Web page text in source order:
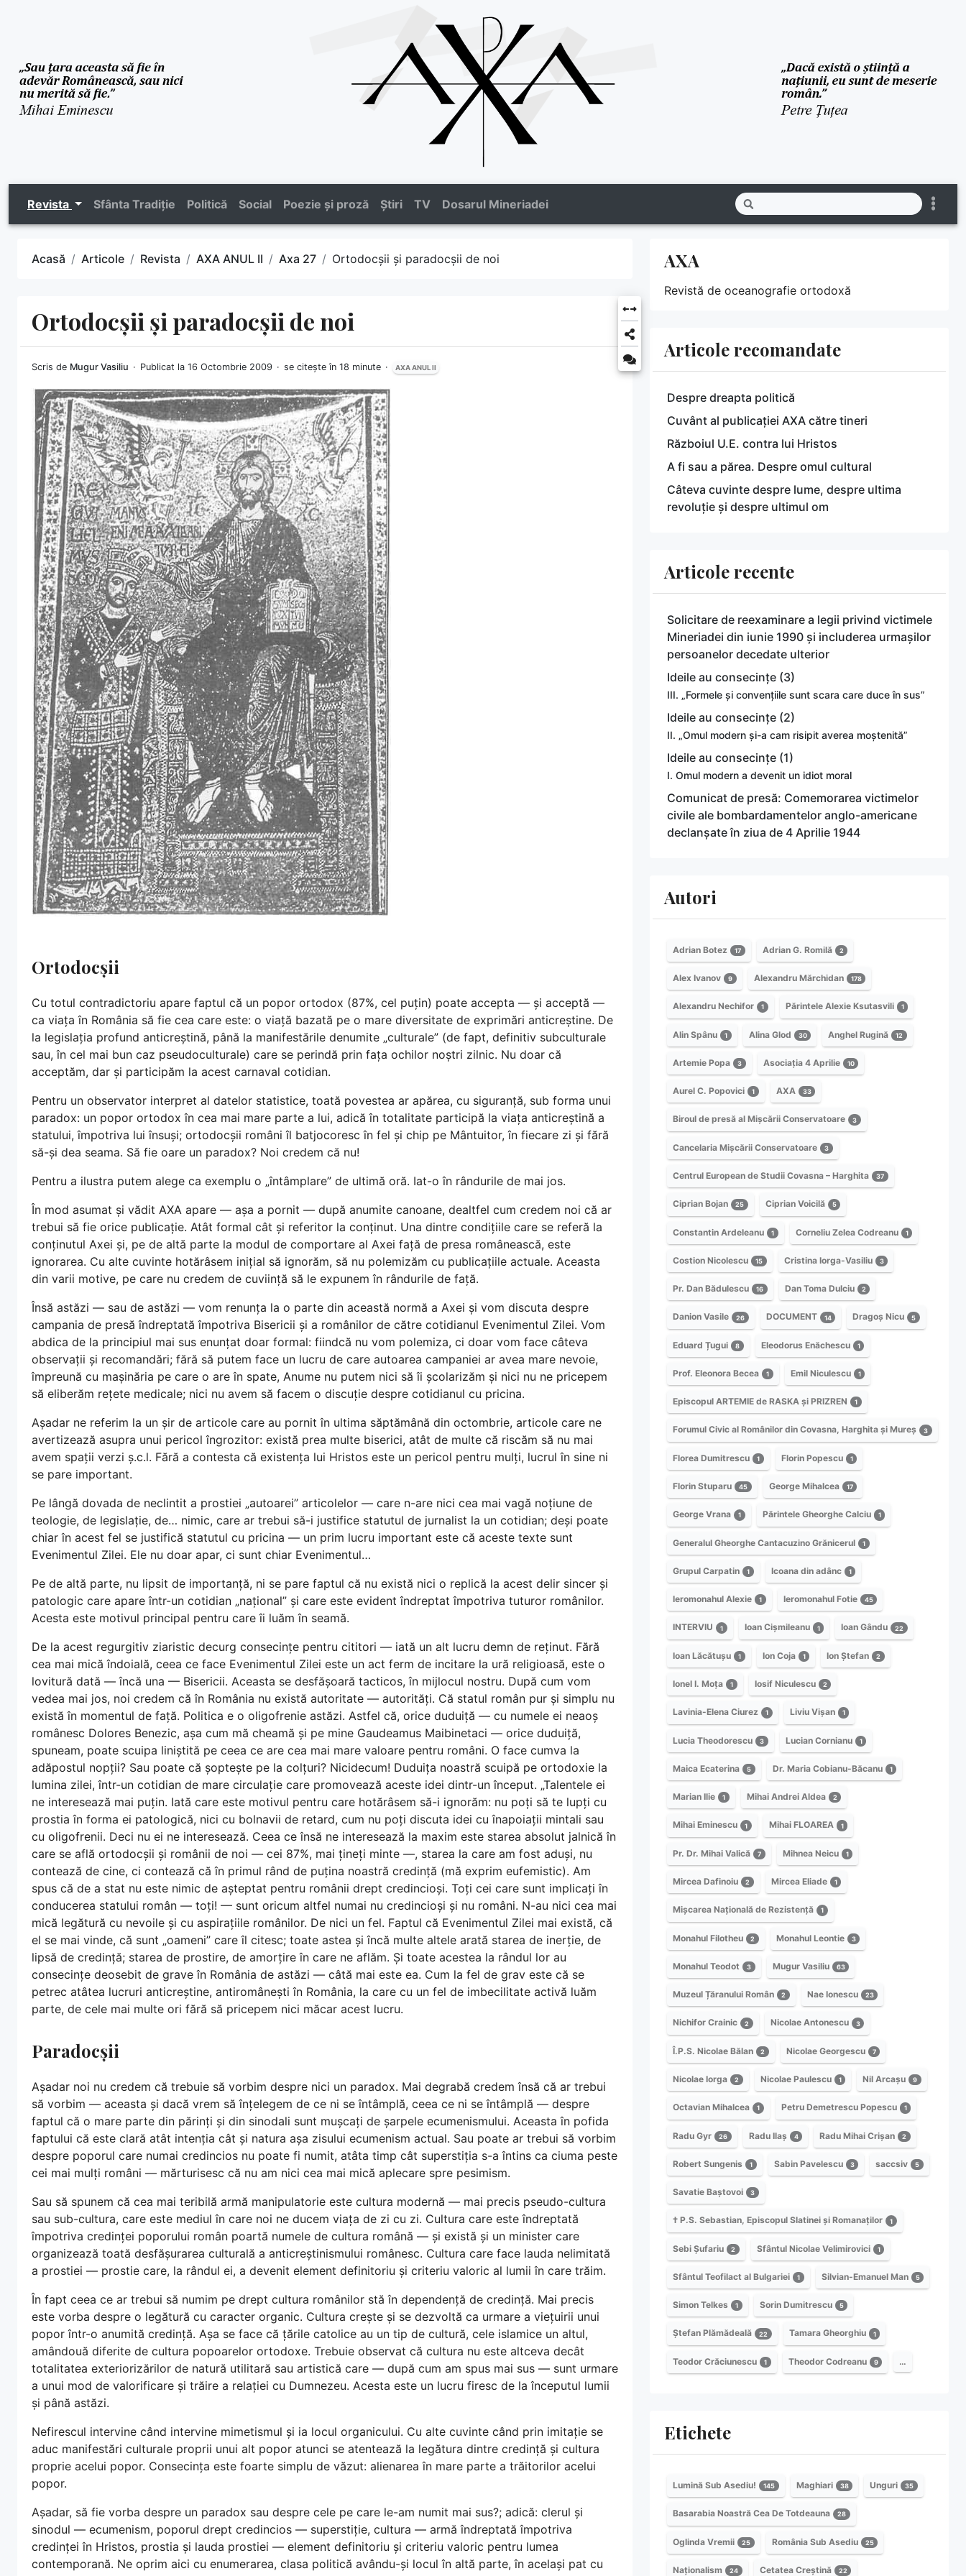
Revista Sfânta Tradiție Politică Social Poezie și proză Știri TV Dosarul Mineriadei
Acasă Articole Revista AXA ANUL II Axa 27 Ortodocșii și paradocșii de noi
Ortodocșii și paradocșii de noi
Scris de Mugur Vasiliu Publicat la 16 Octombrie 2009 se citește în 18 minute AXA ANUL II
Ortodocșii
Cu totul contradictoriu apare faptul că un popor ortodox (87%, cel puțin) poate accepta — și acceptă —
ca viața în România să fie cea care este: o viață bazată pe o mare diversitate de exprimări anticreștine. De
la legislația profund anticreștină, până la manifestările denumite „culturale” (de fapt, definitiv subculturale
sau, în cel mai bun caz pseudoculturale) care se perindă prin fața ochilor noștri zilnic. Nu doar că
acceptăm, dar și participăm la acest carnaval cotidian.
Pentru un observator interpret al datelor statistice, toată povestea ar apărea, cu siguranță, sub forma unui
paradox: un popor ortodox în cea mai mare parte a lui, adică în totalitate participă la viața anticreștină a
statului, împotriva lui însuși; ortodocșii români îl batjocoresc în fel și chip pe Mântuitor, în fiecare zi și fără
să-și dea seama. Să fie oare un paradox? Noi credem că nu!
Pentru a ilustra putem alege ca exemplu o „întâmplare” de ultimă oră. Iat-o în rândurile de mai jos.
În mod asumat și vădit AXA apare — așa a pornit — după anumite canoane, dealtfel cum credem noi că ar
trebui să fie orice publicație. Atât formal cât și referitor la conținut. Una dintre condițiile care se referă la
conținutul Axei și, pe de altă parte la modul de comportare al Axei față de presa românească, este
ignorarea. Cu alte cuvinte hotărâsem inițial să ignorăm, să nu polemizăm cu publicațiile actuale. Aceasta
din varii motive, pe care nu credem de cuviință să le expunem în rândurile de față.
Însă astăzi — sau de astăzi — vom renunța la o parte din această normă a Axei și vom discuta despre
campania de presă îndreptată împotriva Bisericii și a românilor de către cotidianul Evenimentul Zilei. Vom
abdica de la principiul mai sus enunțat doar formal: fiindcă nu vom polemiza, ci doar vom face câteva
observații și recomandări; fără să putem face un lucru de care autoarea campaniei ar avea mare nevoie,
împreună cu mașinăria pe care o are în spate, Anume nu putem nici să îi școlarizăm și nici nu ne pricepem
să eliberăm rețete medicale; nici nu avem să facem o discuție despre cotidianul cu pricina.
Așadar ne referim la un șir de articole care au pornit în ultima săptămână din octombrie, articole care ne
avertizează asupra unui pericol îngrozitor: există prea multe biserici, atât de multe că riscăm să nu mai
avem spații verzi ș.c.l. Fără a contesta că existența lui Hristos este un pericol pentru mulți, lucrul în sine ni
se pare important.
Pe lângă dovada de neclintit a prostiei „autoarei” articolelor — care n-are nici cea mai vagă noțiune de
teologie, de legislație, de… nimic, care ar trebui să-i justifice statutul de jurnalist la un cotidian; deși poate
chiar în acest fel se justifică statutul cu pricina — un prim lucru important este că aceste texte sunt
Evenimentul Zilei. Ele nu doar apar, ci sunt chiar Evenimentul…
Pe de altă parte, nu lipsit de importanță, ni se pare faptul că nu există nici o replică la acest delir sincer și
patologic care apare într-un cotidian „național” și care este evident îndreptat împotriva tuturor românilor.
Acesta este motivul principal pentru care îi luăm în seamă.
De la acest regurgitiv ziaristic decurg consecințe pentru cititori — iată un alt lucru demn de reținut. Fără
cea mai mică îndoială, ceea ce face Evenimentul Zilei este un act ferm de incitare la ură religioasă, este o
lovitură dată — încă una — Bisericii. Aceasta se desfășoară tacticos, în mijlocul nostru. După cum vom
vedea mai jos, noi credem că în România nu există autoritate — autorități. Că statul român pur și simplu nu
există în momentul de față. Politica e o oligofrenie astăzi. Astfel că, orice duduiță — cu numele ei neaoș
românesc Dolores Benezic, așa cum mă cheamă și pe mine Gaudeamus Maibinetaci — orice duduiță,
spuneam, poate scuipa liniștită pe ceea ce are cea mai mare valoare pentru români. O face cumva la
adăpostul nopții? Sau poate că șoptește pe la colțuri? Nicidecum! Duduița noastră scuipă pe ortodoxie la
lumina zilei, într-un cotidian de mare circulație care promovează aceste idei dintr-un început. „Talentele ei
ne interesează mai puțin. Iată care este motivul pentru care hotărâsem să-i ignorăm: nu poți să te lupți cu
prostia în forma ei patologică, nici cu bolnavii de retard, cum nu poți discuta idei cu înapoiații mintali sau
cu oligofrenii. Deci nu ei ne interesează. Ceea ce însă ne interesează la maxim este starea absolut jalnică în
care se află ortodocșii și românii de noi — cei 87%, mai țineți minte —, starea la care am fost aduși, nu
contează de cine, ci contează că în primul rând de puțina noastră credință (mă exprim eufemistic). Am
spus că de a stat nu este nimic de așteptat pentru românii drept credincioși. Toți cei care sunt implicați în
conducerea statului român — toți! — sunt oricum altfel numai nu credincioși și nu români. N-au nici cea mai
mică legătură cu nevoile și cu aspirațiile românilor. De nici un fel. Faptul că Evenimentul Zilei mai există, că
el se mai vinde, că sunt „oameni” care îl citesc; toate astea și încă multe altele arată starea de inerție, de
lipsă de credință; starea de prostire, de amorțire în care ne aflăm. Și toate acestea la rândul lor au
consecințe deosebit de grave în România de astăzi — câtă mai este ea. Cum la fel de grav este că se
petrec atâtea lucruri anticreștine, antiromânești în România, la care cu un fel de imbecilitate activă luăm
parte, de cele mai multe ori fără să pricepem nici măcar acest lucru.
Paradocșii
Așadar noi nu credem că trebuie să vorbim despre nici un paradox. Mai degrabă credem însă că ar trebui
să vorbim — aceasta și dacă vrem să înțelegem de ce ni se întâmplă, ceea ce ni se întâmplă — despre
faptul că o mare parte din părinți și din sinodali sunt mușcați de șarpele ecumenismului. Aceasta în pofida
faptului că este clară atât intenția cât și natura așa zisului ecumenism actual. Sau poate ar trebui să vorbim
despre poporul care numai credincios nu poate fi numit, atâta timp cât superstiția s-a întins ca ciuma peste
cei mai mulți români — mărturisesc că nu am nici cea mai mică aplecare spre pesimism.
Sau să spunem că cea mai teribilă armă manipulatorie este cultura modernă — mai precis pseudo-cultura
sau sub-cultura, care este mediul în care noi ne ducem viața de zi cu zi. Cultura care este îndreptată
împotriva credinței poporului român poartă numele de cultura română — și există și un minister care
organizează toată desfășurarea culturală a anticreștinismului românesc. Cultura care face lauda nelimitată
a prostiei — prostie care, la rândul ei, a devenit element definitoriu și criteriu valoric al lumii în care trăim.
În fapt ceea ce ar trebui să numim pe drept cultura românilor stă în dependență de credință. Mai precis
este vorba despre o legătură cu caracter organic. Cultura crește și se dezvoltă ca urmare a viețuirii unui
popor într-o anumită credință. Așa se face că țările catolice au un tip de cultură, cele islamice un altul,
amândouă diferite de cultura popoarelor ortodoxe. Trebuie observat că cultura nu este altceva decât
totalitatea exteriorizărilor de natură utilitară sau artistică care — după cum am spus mai sus — sunt urmare
a unui mod de valorificare și trăire a relației cu Dumnezeu. Acesta este un lucru firesc de la începutul lumii
și până astăzi.
Nefirescul intervine când intervine mimetismul și ia locul organicului. Cu alte cuvinte când prin imitație se
aduc manifestări culturale proprii unui alt popor atunci se atentează la legătura dintre credință și cultura
proprie acelui popor. Consecința este foarte simplu de văzut: alienarea în mare parte a trăitorilor acelui
popor.
Așadar, să fie vorba despre un paradox sau despre cele pe care le-am numit mai sus?; adică: clerul și
sinodul — ecumenism, poporul drept credincios — superstiție, cultura — armă îndreptată împotriva
credinței în Hristos, prostia și lauda prostiei — element definitoriu și criteriu valoric pentru lumea
contemporană. Ne oprim aici cu enumerarea, clasa politică avându-și locul în altă parte, în același pat cu
AXA
Revistă de oceanografie ortodoxă
Articole recomandate
Despre dreapta politică
Cuvânt al publicației AXA către tineri
Războiul U.E. contra lui Hristos
A fi sau a părea. Despre omul cultural
Câteva cuvinte despre lume, despre ultima
revoluție și despre ultimul om
Articole recente
Solicitare de reexaminare a legii privind victimele
Mineriadei din iunie 1990 și includerea urmașilor
persoanelor decedate ulterior
Ideile au consecințe (3)
III. „Formele și convențiile sunt scara care duce în sus”
Ideile au consecințe (2)
II. „Omul modern și-a cam risipit averea moștenită”
Ideile au consecințe (1)
I. Omul modern a devenit un idiot moral
Comunicat de presă: Comemorarea victimelor
civile ale bombardamentelor anglo-americane
declanșate în ziua de 4 Aprilie 1944
Autori
Adrian Botez 17 Adrian G. Romilă 2
Alex Ivanov 9 Alexandru Mărchidan 178
Alexandru Nechifor 1 Părintele Alexie Ksutasvili 1
Alin Spânu 1 Alina Glod 30 Anghel Rugină 12
Artemie Popa 3 Asociația 4 Aprilie 10
Aurel C. Popovici 1 AXA 33
Biroul de presă al Mișcării Conservatoare 3
Cancelaria Mișcării Conservatoare 3
Centrul European de Studii Covasna – Harghita 37
Ciprian Bojan 25 Ciprian Voicilă 5
Constantin Ardeleanu 1 Corneliu Zelea Codreanu 1
Costion Nicolescu 15 Cristina Iorga-Vasiliu 3
Pr. Dan Bădulescu 16 Dan Toma Dulciu 2
Danion Vasile 26 DOCUMENT 14 Dragoș Nicu 5
Eduard Țugui 8 Eleodorus Enăchescu 1
Prof. Eleonora Becea 1 Emil Niculescu 1
Episcopul ARTEMIE de RASKA și PRIZREN 1
Forumul Civic al Românilor din Covasna, Harghita și Mureș 3
Florea Dumitrescu 1 Florin Popescu 1
Florin Stuparu 45 George Mihalcea 17
George Vrana 1 Părintele Gheorghe Calciu 1
Generalul Gheorghe Cantacuzino Grănicerul 1
Grupul Carpatin 1 Icoana din adânc 1
Ieromonahul Alexie 1 Ieromonahul Fotie 45
INTERVIU 1 Ioan Cișmileanu 1 Ioan Gându 22
Ioan Lăcătușu 1 Ion Coja 1 Ion Ștefan 2
Ionel I. Moța 1 Iosif Niculescu 2
Lavinia-Elena Ciurez 1 Liviu Vișan 1
Lucia Theodorescu 3 Lucian Cornianu 1
Maica Ecaterina 5 Dr. Maria Cobianu-Băcanu 1
Marian Ilie 1 Mihai Andrei Aldea 2
Mihai Eminescu 1 Mihai FLOAREA 1
Pr. Dr. Mihai Valică 7 Mihnea Neicu 1
Mircea Dafinoiu 2 Mircea Eliade 1
Mișcarea Națională de Rezistență 1
Monahul Filotheu 2 Monahul Leontie 3
Monahul Teodot 3 Mugur Vasiliu 63
Muzeul Țăranului Român 2 Nae Ionescu 23
Nichifor Crainic 2 Nicolae Antonescu 3
Î.P.S. Nicolae Bălan 2 Nicolae Georgescu 7
Nicolae Iorga 2 Nicolae Paulescu 1 Nil Arcașu 9
Octavian Mihalcea 1 Petru Demetrescu Popescu 1
Radu Gyr 26 Radu Ilaș 4 Radu Mihai Crișan 2
Robert Sungenis 1 Sabin Pavelescu 3 saccsiv 5
Savatie Baștovoi 3
† P.S. Sebastian, Episcopul Slatinei și Romanaților 1
Sebi Șufariu 2 Sfântul Nicolae Velimirovici 1
Sfântul Teofilact al Bulgariei 1 Silvian-Emanuel Man 5
Simon Telkes 1 Sorin Dumitrescu 5
Ștefan Plămădeală 22 Tamara Gheorghiu 1
Teodor Crăciunescu 1 Theodor Codreanu 9 …
Etichete
Lumină Sub Asediu! 145 Maghiari 38 Unguri 35
Basarabia Noastră Cea De Totdeauna 28
Oglinda Vremii 25 România Sub Asediu 25
Naționalism 24 Cetatea Creștină 22